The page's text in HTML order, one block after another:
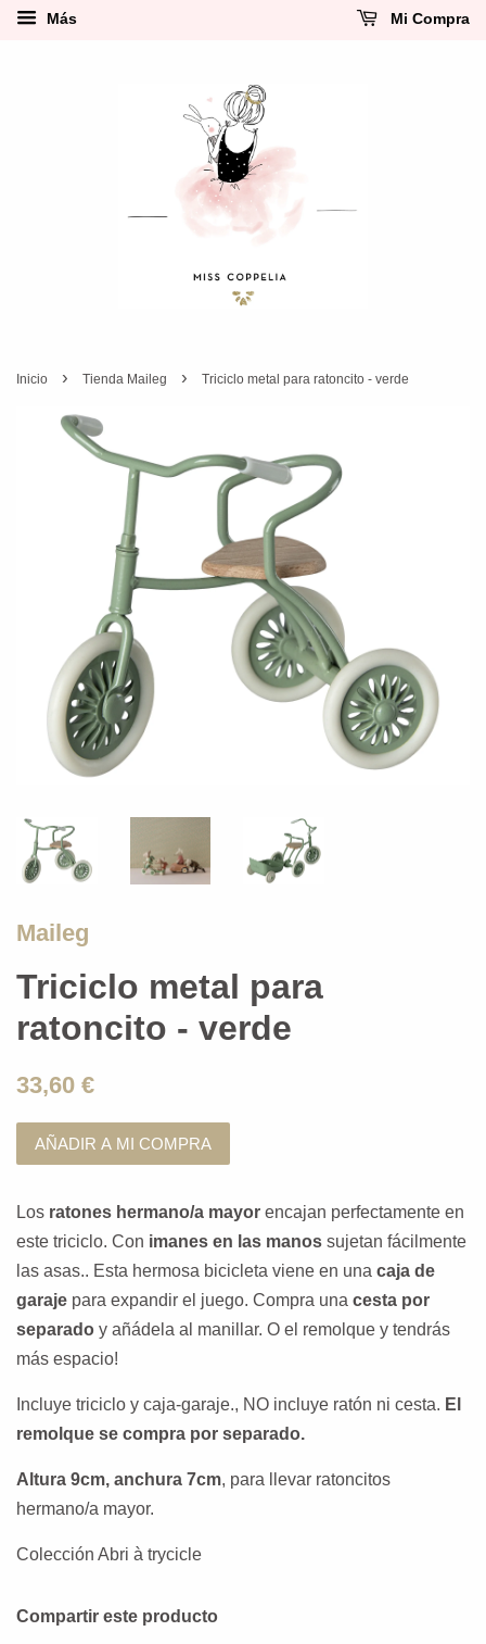
Más Mi Compra
Inicio › Tienda Maileg › Triciclo metal para ratoncito - verde
Maileg
Triciclo metal para
ratoncito - verde
33,60 €
AÑADIR A MI COMPRA
Los ratones hermano/a mayor encajan perfectamente en
este triciclo. Con imanes en las manos sujetan fácilmente
las asas.. Esta hermosa bicicleta viene en una caja de
garaje para expandir el juego. Compra una cesta por
separado y añádela al manillar. O el remolque y tendrás
más espacio!
Incluye triciclo y caja-garaje., NO incluye ratón ni cesta. El
remolque se compra por separado.
Altura 9cm, anchura 7cm, para llevar ratoncitos
hermano/a mayor.
Colección Abri à trycicle
Compartir este producto